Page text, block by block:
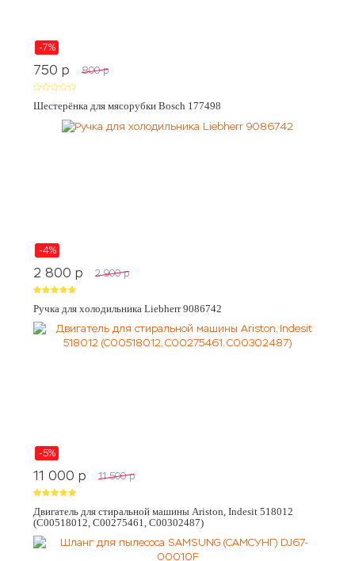
-7%
750 p 800 p
Шестерёнка для мясорубки Bosch 177498
-4%
2 800 p 2 900 p
Ручка для холодильника Liebherr 9086742
-5%
11 000 p 11 500 p
Двигатель для стиральной машины Ariston, Indesit 518012
(C00518012, C00275461, C00302487)